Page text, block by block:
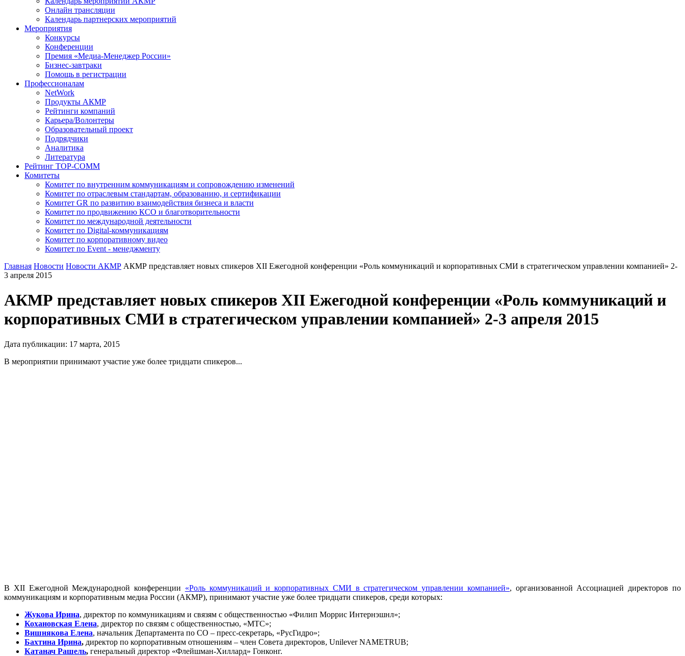
Онлайн трансляции
Календарь партнерских мероприятий
Мероприятия
Конкурсы
Конференции
Премия «Медиа-Менеджер России»
Бизнес-завтраки
Помощь в регистрации
Профессионалам
NetWork
Продукты АКМР
Рейтинги компаний
Карьера/Волонтеры
Образовательный проект
Подрядчики
Аналитика
Литература
Рейтинг TOP-COMM
Комитеты
Комитет по внутренним коммуникациям и сопровождению изменений
Комитет по отраслевым стандартам, образованию, и сертификации
Комитет GR по развитию взаимодействия бизнеса и власти
Комитет по продвижению КСО и благотворительности
Комитет по международной деятельности
Комитет по Digital-коммуникациям
Комитет по корпоративному видео
Комитет по Event - менеджменту
Главная Новости Новости АКМР АКМР представляет новых спикеров XII Ежегодной конференции «Роль коммуникаций и корпоративных СМИ в стратегическом управлении компанией» 2-
3 апреля 2015
АКМР представляет новых спикеров XII Ежегодной конференции «Роль коммуникаций и
корпоративных СМИ в стратегическом управлении компанией» 2-3 апреля 2015
Дата публикации: 17 марта, 2015
В мероприятии принимают участие уже более тридцати спикеров...
В XII Ежегодной Международной конференции «Роль коммуникаций и корпоративных СМИ в стратегическом управлении компанией», организованной Ассоциацией директоров по
коммуникациям и корпоративным медиа России (АКМР), принимают участие уже более тридцати спикеров, среди которых:
Жукова Ирина, директор по коммуникациям и связям с общественностью «Филип Моррис Интернэшнл»;
Кохановская Елена, директор по связям с общественностью, «МТС»;
Вишнякова Елена, начальник Департамента по СО – пресс-секретарь, «РусГидро»;
Бахтина Ирина, директор по корпоративным отношениям – член Совета директоров, Unilever NAMETRUB;
Катанач Рашель, генеральный директор «Флейшман-Хиллард» Гонконг.